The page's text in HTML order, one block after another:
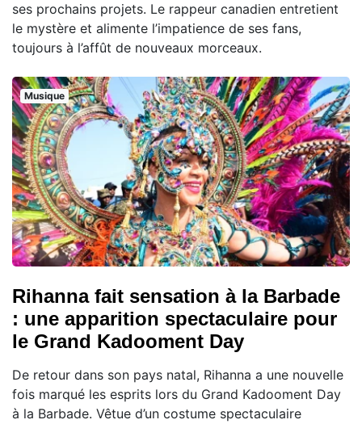
ses prochains projets. Le rappeur canadien entretient
le mystère et alimente l’impatience de ses fans,
toujours à l’affût de nouveaux morceaux.
Musique
Rihanna fait sensation à la Barbade
: une apparition spectaculaire pour
le Grand Kadooment Day
De retour dans son pays natal, Rihanna a une nouvelle
fois marqué les esprits lors du Grand Kadooment Day
à la Barbade. Vêtue d’un costume spectaculaire